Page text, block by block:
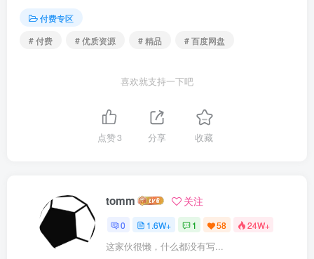
付费专区
# 付费
# 优质资源 # 精品 # 百度网盘
喜欢就支持一下吧
点赞3 分享 收藏
tomm 关注
0 1.6W+ 1 58 24W+
这家伙很懒，什么都没有写...